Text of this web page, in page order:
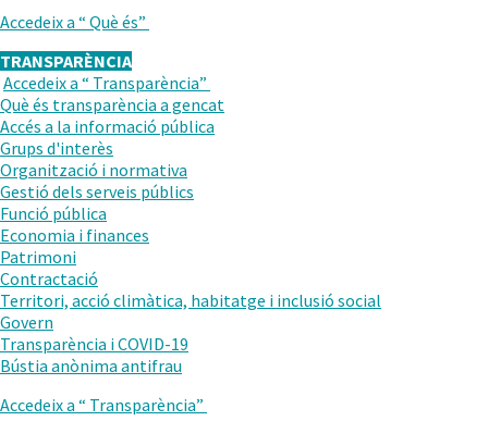
Accedeix a “ Què és”
TRANSPARÈNCIA
TORNAR
AL
NIVELL
ANTERIOR
Accedeix a “ Transparència”
Què és transparència a gencat
Accés a la informació pública
Grups d'interès
Organització i normativa
Gestió dels serveis públics
Funció pública
Economia i finances
Patrimoni
Contractació
Territori, acció climàtica, habitatge i inclusió social
Govern
Transparència i COVID-19
Bústia anònima antifrau
en
Accedeix a “ Transparència”